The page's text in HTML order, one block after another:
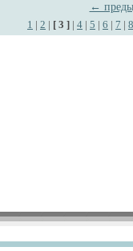
←
1 | 2 | [ 3 ] | 4 | 5 | 6 | 7 | 8